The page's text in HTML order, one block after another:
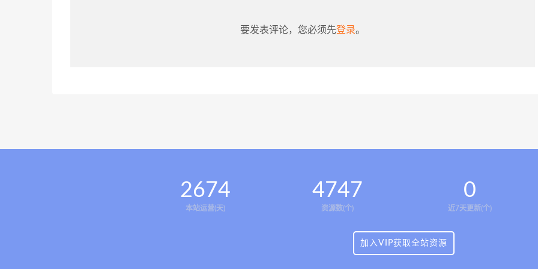
要发表评论，您必须先登录。
2674
本站运营(天)
4747
资源数(个)
0
近7天更新(个)
加入VIP获取全站资源